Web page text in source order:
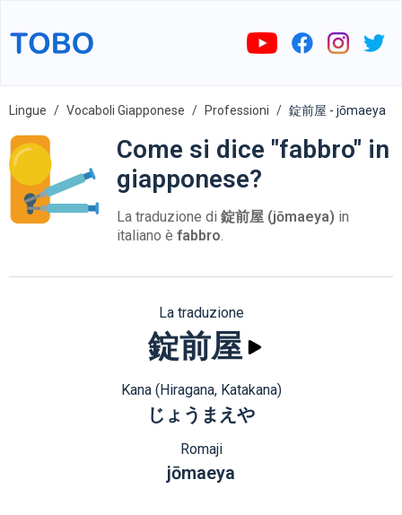
Lingue Vocaboli Giapponese Professioni 錠前屋 - jōmaeya
Come si dice "fabbro" in
giapponese?
La traduzione di 錠前屋 (jōmaeya) in
italiano è fabbro.
La traduzione
錠前屋
Kana (Hiragana, Katakana)
じょうまえや
Romaji
jōmaeya